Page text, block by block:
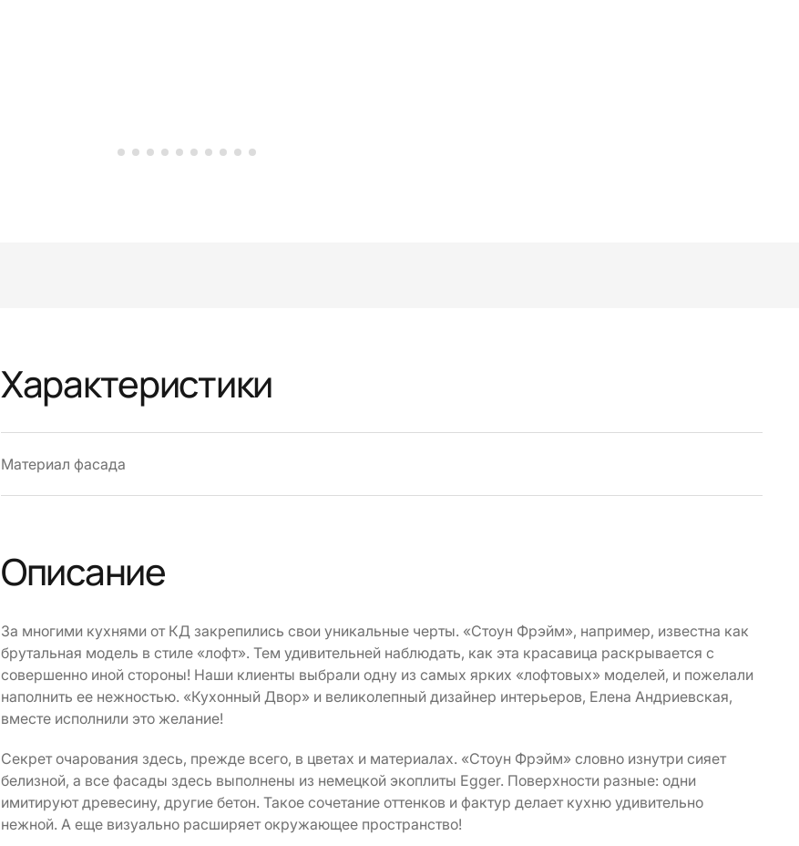
Характеристики
Материал фасада
Описание
За многими кухнями от КД закрепились свои уникальные черты. «Стоун Фрэйм», например, известна как
брутальная модель в стиле «лофт». Тем удивительней наблюдать, как эта красавица раскрывается с
совершенно иной стороны! Наши клиенты выбрали одну из самых ярких «лофтовых» моделей, и пожелали
наполнить ее нежностью. «Кухонный Двор» и великолепный дизайнер интерьеров, Елена Андриевская,
вместе исполнили это желание!
Секрет очарования здесь, прежде всего, в цветах и материалах. «Стоун Фрэйм» словно изнутри сияет
белизной, а все фасады здесь выполнены из немецкой экоплиты Egger. Поверхности разные: одни
имитируют древесину, другие бетон. Такое сочетание оттенков и фактур делает кухню удивительно
нежной. А еще визуально расширяет окружающее пространство!